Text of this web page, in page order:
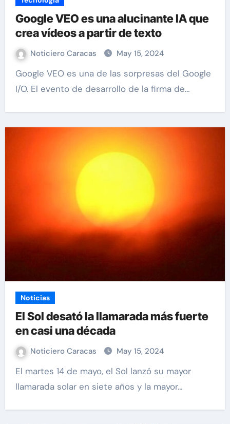
Google VEO es una alucinante IA que
crea vídeos a partir de texto
Noticiero Caracas May 15, 2024
Google VEO es una de las sorpresas del Google
I/O. El evento de desarrollo de la firma de…
Noticias
El Sol desató la llamarada más fuerte
en casi una década
Noticiero Caracas May 15, 2024
El martes 14 de mayo, el Sol lanzó su mayor
llamarada solar en siete años y la mayor…